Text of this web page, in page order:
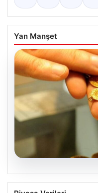
Yan Manşet
05.08.2026
Altın fiyatları